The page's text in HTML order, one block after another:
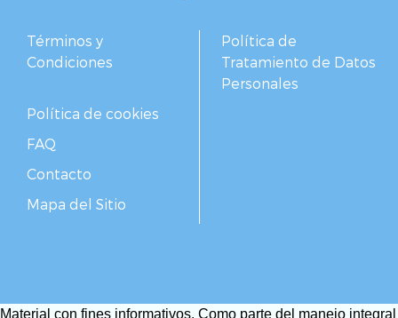
Términos y
Condiciones
Política de
Tratamiento de Datos
Personales
Política de cookies
FAQ
Contacto
Mapa del Sitio
Material con fines informativos. Como parte del manejo integral